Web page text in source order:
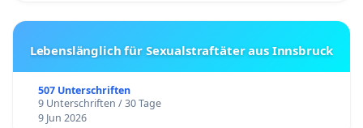
Lebenslänglich für Sexualstraftäter aus Innsbruck
507 Unterschriften
9 Unterschriften / 30 Tage
9 Jun 2026